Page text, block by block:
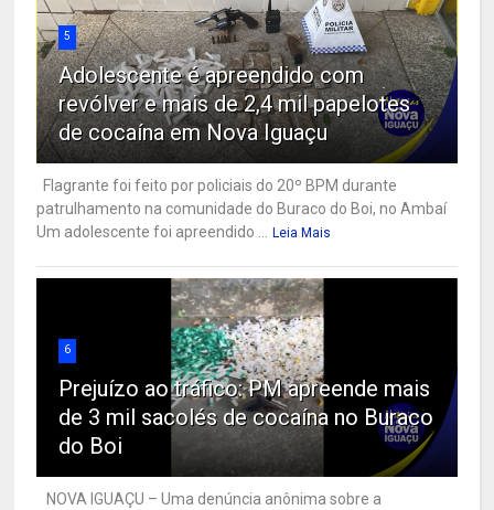
5
Adolescente é apreendido com
revólver e mais de 2,4 mil papelotes
de cocaína em Nova Iguaçu
Flagrante foi feito por policiais do 20º BPM durante
patrulhamento na comunidade do Buraco do Boi, no Ambaí
Um adolescente foi apreendido ...
Leia Mais
6
Prejuízo ao tráfico: PM apreende mais
de 3 mil sacolés de cocaína no Buraco
do Boi
NOVA IGUAÇU – Uma denúncia anônima sobre a